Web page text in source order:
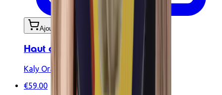
Ajouter au panier
Haut de bikini Amore Mio citron
Kaly Ora
€59.00